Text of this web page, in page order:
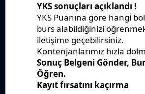
IUS Statüs
Yönetmelikler
Kanunlar
Kararlar